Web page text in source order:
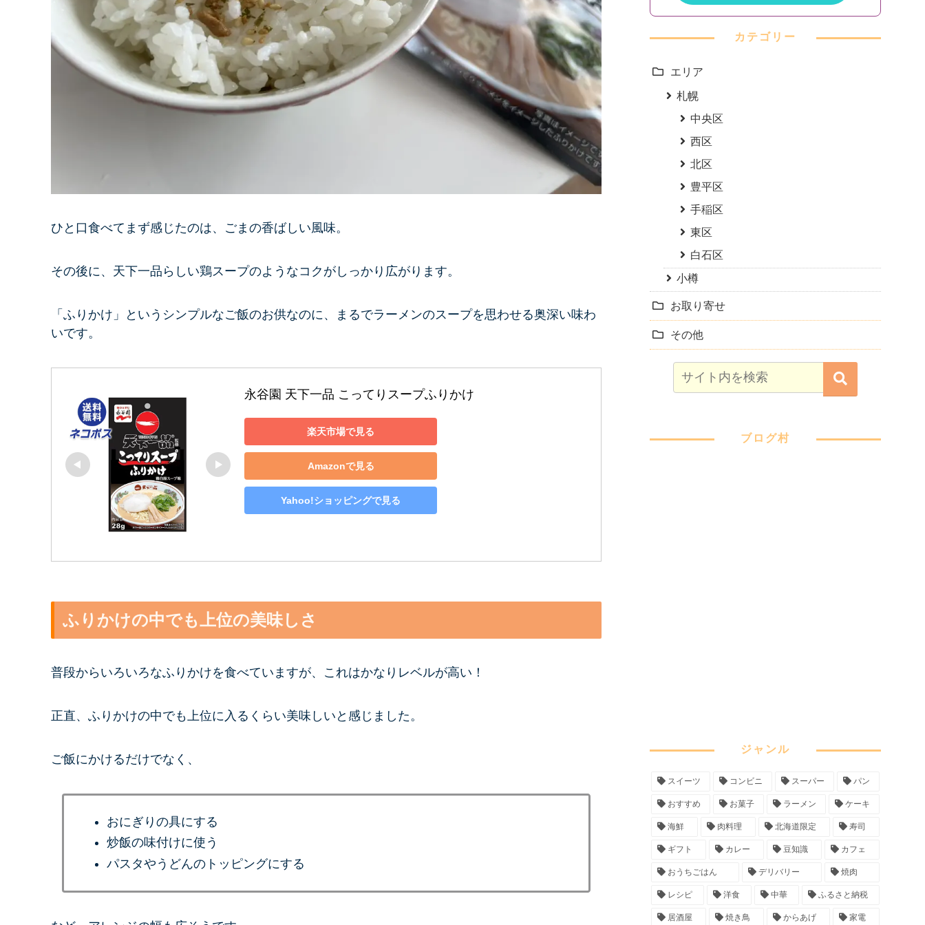
ひと口食べてまず感じたのは、ごまの香ばしい風味。
その後に、天下一品らしい鶏スープのようなコクがしっかり広がります。
「ふりかけ」というシンプルなご飯のお供なのに、まるでラーメンのスープを思わせる奥深い味わ
いです。
永谷園 天下一品 こってりスープふりかけ
楽天市場で見る
Amazonで見る
Yahoo!ショッピングで見る
ふりかけの中でも上位の美味しさ
普段からいろいろなふりかけを食べていますが、これはかなりレベルが高い！
正直、ふりかけの中でも上位に入るくらい美味しいと感じました。
ご飯にかけるだけでなく、
おにぎりの具にする
炒飯の味付けに使う
パスタやうどんのトッピングにする
カテゴリー
エリア
札幌
中央区
西区
北区
豊平区
手稲区
東区
白石区
小樽
お取り寄せ
その他
ブログ村
ジャンル
スイーツ コンビニ スーパー パン
おすすめ お菓子 ラーメン ケーキ
海鮮 肉料理 北海道限定 寿司
ギフト カレー 豆知識 カフェ
おうちごはん デリバリー 焼肉
レシピ 洋食 中華 ふるさと納税
居酒屋 焼き鳥 からあげ 家電